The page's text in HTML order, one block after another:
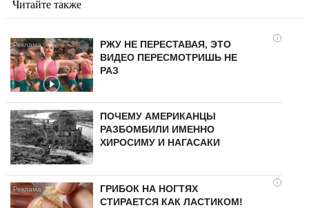
Читайте также
i
РЖУ НЕ ПЕРЕСТАВАЯ, ЭТО
ВИДЕО ПЕРЕСМОТРИШЬ НЕ
РАЗ
ПОЧЕМУ АМЕРИКАНЦЫ
РАЗБОМБИЛИ ИМЕННО
ХИРОСИМУ И НАГАСАКИ
i
ГРИБОК НА НОГТЯХ
СТИРАЕТСЯ КАК ЛАСТИКОМ!